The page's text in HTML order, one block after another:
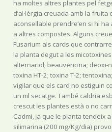
ha moltes altres plantes pel
d’al·lèrgia creuada amb la fruita
aconsellable prendre’en si hi ha
a altres compostes. Alguns
Fusarium als cards que
la planta degut a les
alternariol; beauvericina; deoxi-
toxina HT-2; toxina T-2;
vigilar que els card no estiguin
un ml secatge. També caldria
crescut les plantes està o no
Cadmi, ja que le planta tendeix
silimarina (200 mg/Kg/dia)